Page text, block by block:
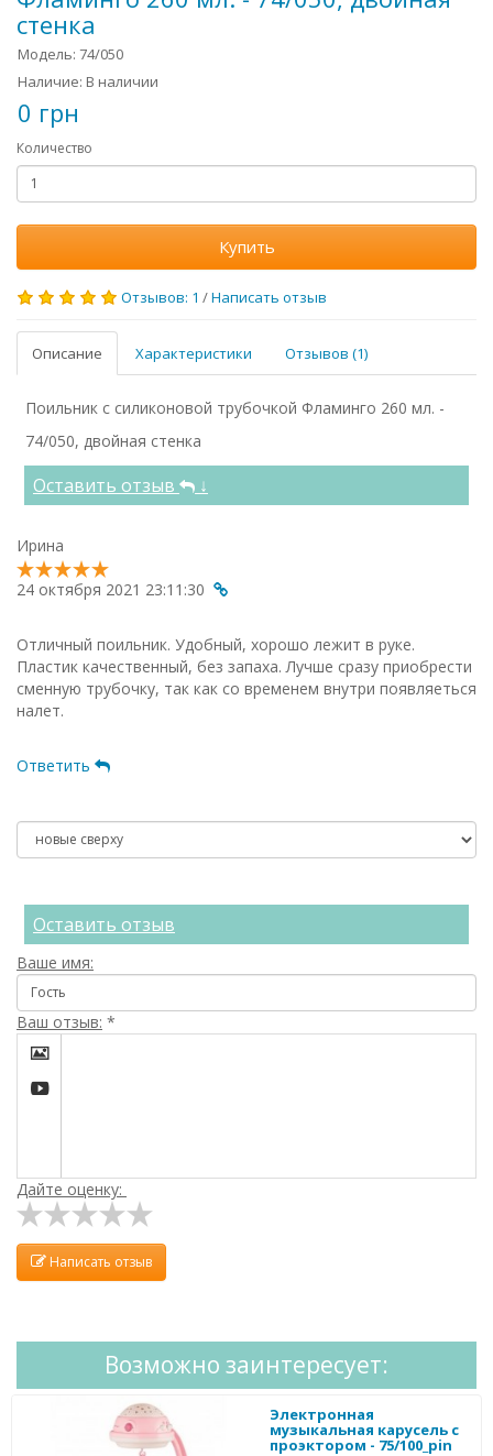
стенка
Модель: 74/050
Наличие: В наличии
0 грн
Количество
Купить
Отзывов: 1 /Написать отзыв
Описание Характеристики Отзывов (1)
Поильник с силиконовой трубочкой Фламинго 260 мл. -
74/050, двойная стенка
Оставить отзыв ↓
Ирина
24 октября 2021 23:11:30
Отличный поильник. Удобный, хорошо лежит в руке.
Пластик качественный, без запаха. Лучше сразу приобрести
сменную трубочку, так как со временем внутри появляеться
налет.
Ответить
Оставить отзыв
Ваше имя:
Ваш отзыв: *


Дайте оценку:
Написать отзыв
Возможно заинтересует:
Электронная
музыкальная карусель с
проэктором - 75/100_pin